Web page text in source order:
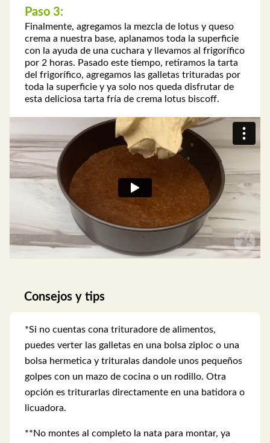
Paso 3:
Finalmente, agregamos la mezcla de lotus y queso
crema a nuestra base, aplanamos toda la superficie
con la ayuda de una cuchara y llevamos al frigorífico
por 2 horas. Pasado este tiempo, retiramos la tarta
del frigorífico, agregamos las galletas trituradas por
toda la superficie y ya solo nos queda disfrutar de
esta deliciosa tarta fría de crema lotus biscoff.
Consejos y tips
*Si no cuentas cona trituradore de alimentos,
puedes verter las galletas en una bolsa ziploc o una
bolsa hermetica y trituralas dandole unos pequeños
golpes con un mazo de cocina o un rodillo. Otra
opción es triturarlas directamente en una batidora o
licuadora.
**No montes al completo la nata para montar, ya